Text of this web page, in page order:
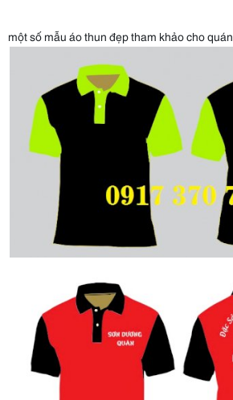
một số mẫu áo thun đẹp tham khảo cho quán